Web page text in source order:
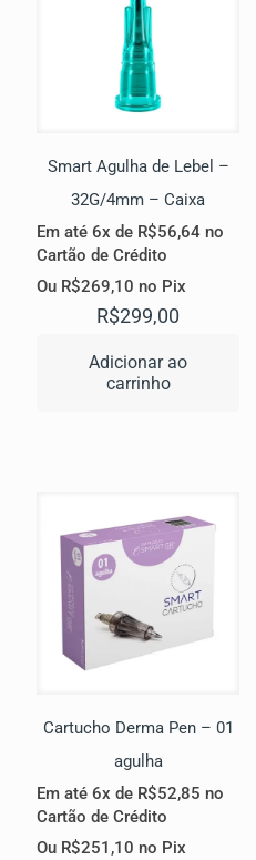
Smart Agulha de Lebel –
32G/4mm – Caixa
Em até 6x de R$56,64 no
Cartão de Crédito
Ou R$269,10 no Pix
R$299,00
Adicionar ao
carrinho
Cartucho Derma Pen – 01
agulha
Em até 6x de R$52,85 no
Cartão de Crédito
Ou R$251,10 no Pix